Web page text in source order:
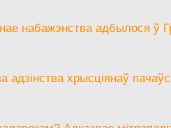
набажэнства адбылося ў
адзінства хрысціянаў